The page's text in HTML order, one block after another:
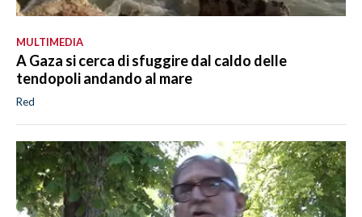
MULTIMEDIA
A Gaza si cerca di sfuggire dal caldo delle
tendopoli andando al mare
Red